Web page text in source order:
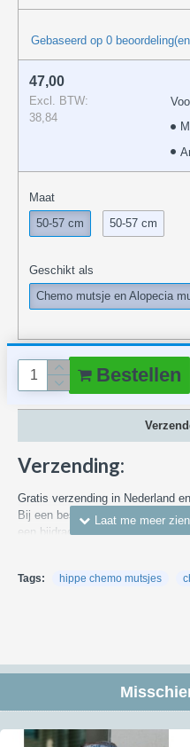
Gebaseerd op 0
47,00
Excl. BTW:
38,84
Maat
50-57 cm
50-57 cm
Geschikt als
Chemo mutsje en Alopecia
Bestellen
Verzending:
Gratis verzending in Nederland
Bij een bestelling met een
een bijdrage in de bezorgkosten
Je hebt in Nederland en België
je niet wilt houden te
retour kan vaak gratis
Tags: hippe chemo mutsjes